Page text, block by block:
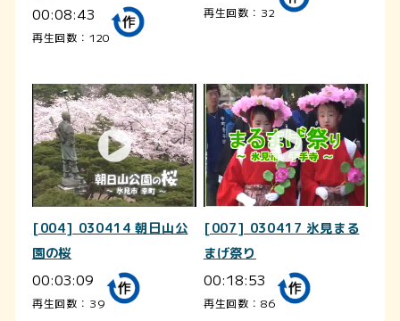
00:08:43
再生回数：120
再生回数：32
[004] 030414 朝日山公
園の桜
00:03:09
再生回数：39
[007] 030417 氷見まる
まげ祭り
00:18:53
再生回数：86